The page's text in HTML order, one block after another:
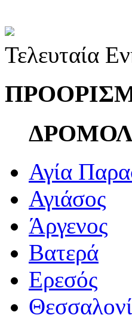
Τελευταία
Αγία
Αγιάσος
Άργενος
Βατερά
Ερεσός